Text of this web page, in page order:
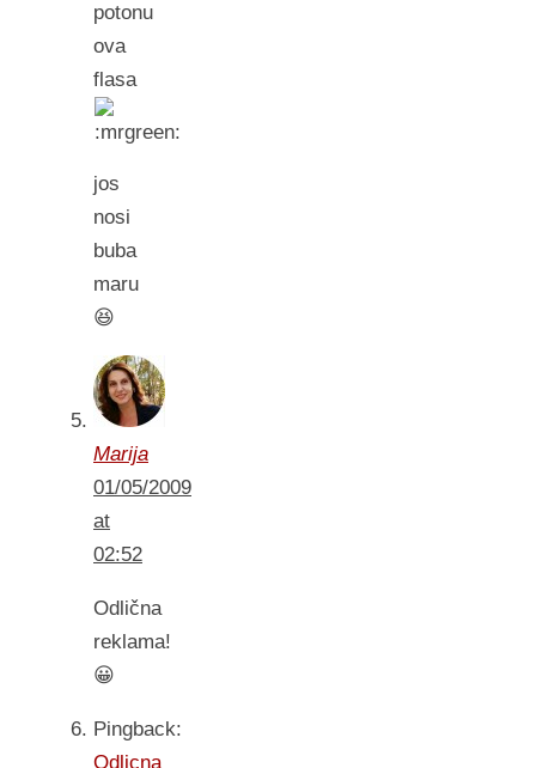
potonu
ova
flasa
jos
nosi
buba
maru
😆
Marija
01/05/2009
at
02:52
Odlična
reklama!
😀
Pingback:
Odlicna